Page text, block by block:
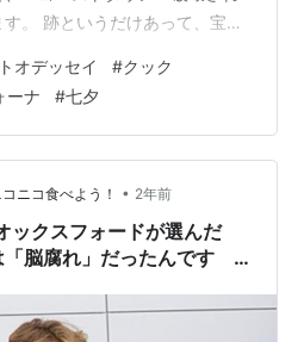
。 跡というだけあって、宝箱
２人しゃがみこんでいます。
に、セスがすっと話しかけま
。しかし、次の瞬間・・・ 割
るヤンセン。この子は、表情
かなかのお転婆なのかな～と
１本もらっていいかな？」…
オデッセイ #クック
ーナ #七夕
ニコ食べよう！ • 2年前
ックスフォードが選んだ
脳腐れ」だったんです